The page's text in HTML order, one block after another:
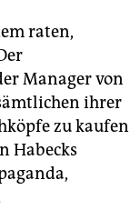
raten,
Manager von
ihrer
zu kaufen
Habecks